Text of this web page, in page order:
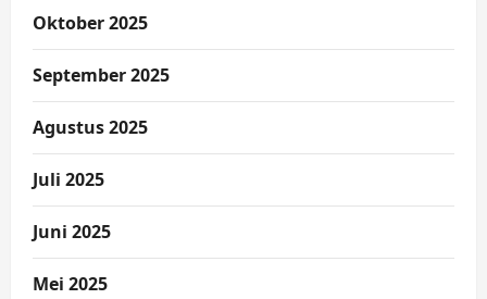
Oktober 2025
September 2025
Agustus 2025
Juli 2025
Juni 2025
Mei 2025